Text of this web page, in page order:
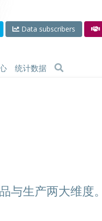
Data subscribers
统计数据
生产两大维度。